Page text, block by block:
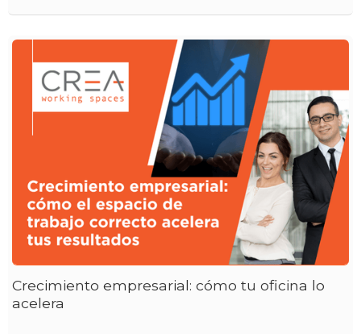
Crecimiento empresarial: cómo tu oficina lo
acelera